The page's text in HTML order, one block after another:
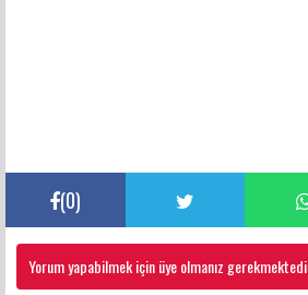
(0)
Yorum yapabilmek için üye olmanız